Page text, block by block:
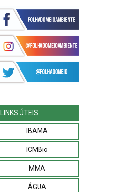
LINKS ÚTEIS
IBAMA
ICMBio
MMA
ÁGUA